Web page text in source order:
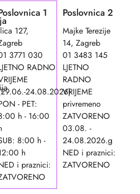
1
127,
3771 030
RADNO
24.08.2026)
- PET:
h - 16:00
8:00 h -
h
i praznici:
Poslovnica 2
Majke Terezije
14, Zagreb
01 3483 145
LJETNO
RADNO
VRIJEME
privremeno
ZATVORENO
03.08. -
24.08.2026.g
NED i praznici:
ZATVORENO